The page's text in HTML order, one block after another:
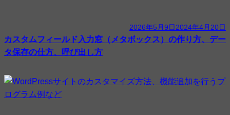
2026年5月9日2024年4月20日
カスタムフィールド入力窓（メタボックス）の作り方、デー
タ保存の仕方、呼び出し方